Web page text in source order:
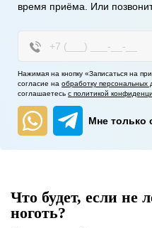
время приёма. Или
Мне только
Нажимая на кнопку «Записаться на
согласие на обработку персональных
соглашаетесь с политикой
Что будет, если не
ноготь?